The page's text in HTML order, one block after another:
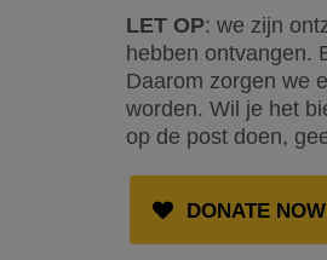
LET OP: we zijn
hebben ontvangen.
Daarom zorgen we
worden. Wil je het
op de post doen,
DONATE NOW